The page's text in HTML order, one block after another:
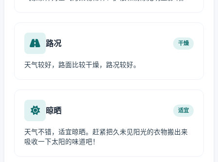
路况 干燥
天气较好，路面比较干燥，路况较好。
晾晒 适宜
天气不错，适宜晾晒。赶紧把久未见阳光的衣物搬出来
吸收一下太阳的味道吧！